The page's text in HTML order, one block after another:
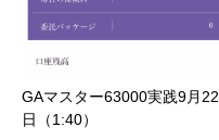
GAマスター63000実践9月22
日（1:40）